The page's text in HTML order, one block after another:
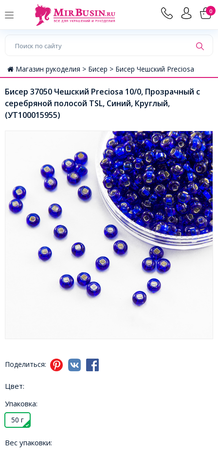
0
Магазин рукоделия > Бисер > Бисер Чешский Preciosa
Бисер 37050 Чешский Preciosa 10/0, Прозрачный с
серебряной полосой TSL, Синий, Круглый,
(УТ100015955)
Поделиться:
Цвет:
Упаковка:
50 г
Вес упаковки: